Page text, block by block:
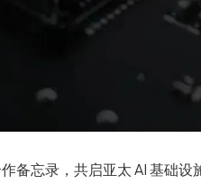
备忘录，共启亚太 AI 基础设